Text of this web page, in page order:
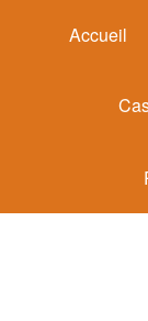
Accueil